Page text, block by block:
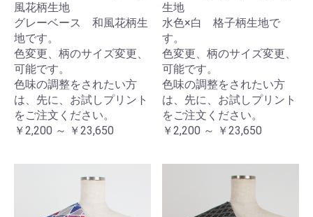
風花柄生地
グレーベース 和風花柄生
地です。
色変更、柄のサイズ変更、
可能です。
色味の調整をされたい方
は、先に、お試しプリント
をご注文ください。
￥2,200 ～ ￥23,650
生地
水色×白 格子柄生地で
す。
色変更、柄のサイズ変更、
可能です。
色味の調整をされたい方
は、先に、お試しプリント
をご注文ください。
￥2,200 ～ ￥23,650